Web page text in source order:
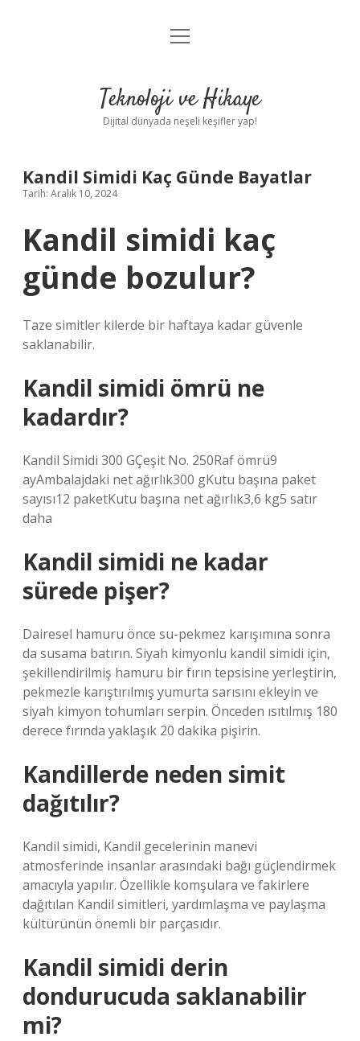
Anasayfa
Yasal Uyarı
menüyü
Teknoloji ve Hikaye
Dijital dünyada neşeli keşifler yap!
Kandil Simidi Kaç Günde Bayatlar
Tarih: Aralık 10, 2024
Kandil simidi kaç
günde bozulur?
Taze simitler kilerde bir haftaya kadar güvenle
saklanabilir.
Kandil simidi ömrü ne
kadardır?
Kandil Simidi 300 GÇeşit No. 250Raf ömrü9
ayAmbalajdaki net ağırlık300 gKutu başına paket
sayısı12 paketKutu başına net ağırlık3,6 kg5 satır
daha
Kandil simidi ne kadar
sürede pişer?
Dairesel hamuru önce su-pekmez karışımına sonra
da susama batırın. Siyah kimyonlu kandil simidi için,
şekillendirilmiş hamuru bir fırın tepsisine yerleştirin,
pekmezle karıştırılmış yumurta sarısını ekleyin ve
siyah kimyon tohumları serpin. Önceden ısıtılmış 180
derece fırında yaklaşık 20 dakika pişirin.
Kandillerde neden simit
dağıtılır?
Kandil simidi, Kandil gecelerinin manevi
atmosferinde insanlar arasındaki bağı güçlendirmek
amacıyla yapılır. Özellikle komşulara ve fakirlere
dağıtılan Kandil simitleri, yardımlaşma ve paylaşma
kültürünün önemli bir parçasıdır.
Kandil simidi derin
dondurucuda saklanabilir
mi?